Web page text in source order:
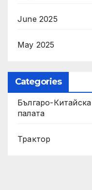
June 2025
May 2025
Categories
Българо-
палата
Трактор